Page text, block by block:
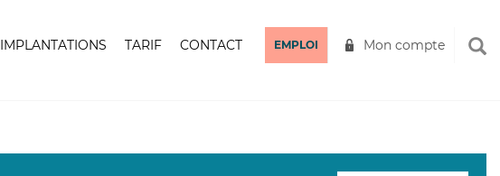
IMPLANTATIONS TARIF CONTACT EMPLOI Mon compte